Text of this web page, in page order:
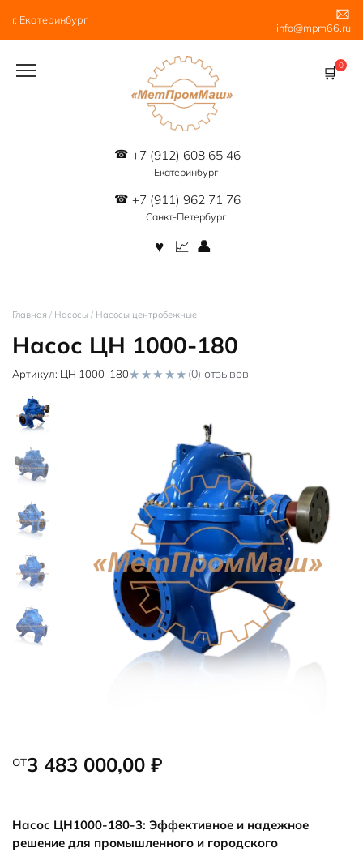
содержанию
г. Екатеринбург
info@mpm66.ru
+7 (912) 608 65 46
Екатеринбург
+7 (911) 962 71 76
Санкт-Петербург
0
Главная / Насосы / Насосы центробежные
Насос ЦН 1000-180
Артикул: ЦН 1000-180 (0) отзывов
от3 483 000,00 ₽
Насос ЦН1000-180-3: Эффективное и надежное
решение для промышленного и городского